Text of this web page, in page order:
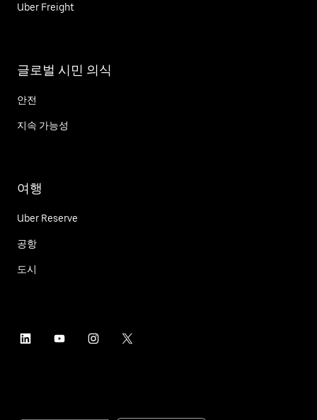
Uber Freight
글로벌 시민 의식
안전
지속 가능성
여행
Uber Reserve
공항
도시